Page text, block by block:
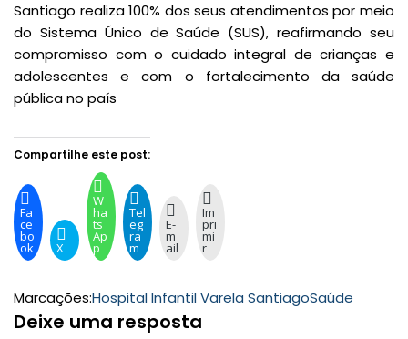
Santiago realiza 100% dos seus atendimentos por meio
do Sistema Único de Saúde (SUS), reafirmando seu
compromisso com o cuidado integral de crianças e
adolescentes e com o fortalecimento da saúde
pública no país
Compartilhe este post:
Fa
ce
bo
ok X
W
ha
ts
Ap
p
Tel
eg
ra
m
E-
m
ail
Im
pri
mi
r
Marcações:Hospital Infantil Varela SantiagoSaúde
Deixe uma resposta